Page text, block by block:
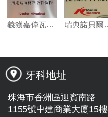
牙科地址
珠海市香洲區迎賓南路
1155號中建商業大廈15樓